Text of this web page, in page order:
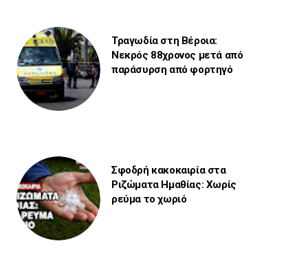
Τραγωδία στη Βέροια:
Νεκρός 88χρονος μετά από
παράσυρση από φορτηγό
Σφοδρή κακοκαιρία στα
Ριζώματα Ημαθίας: Χωρίς
ρεύμα το χωριό